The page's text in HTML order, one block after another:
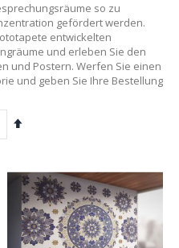
so zu
gefördert werden.
entwickelten
und erleben Sie den
und Postern. Werfen Sie einen
und geben Sie Ihre Bestellung
Absteigend